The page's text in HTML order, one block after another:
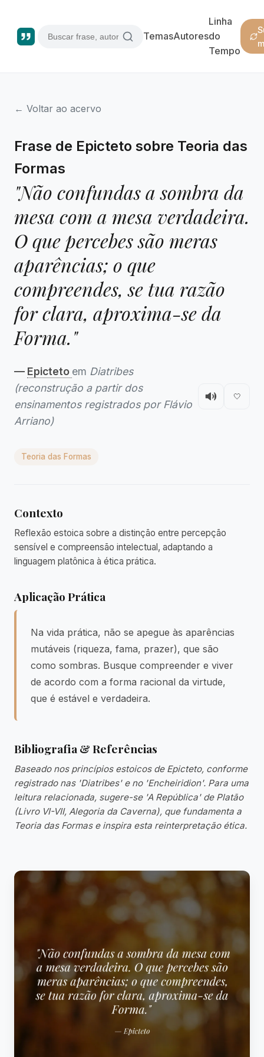
TemasAutores
Linha
do
Tempo
← Voltar ao acervo
Frase de Epicteto sobre Teoria das
Formas
"Não confundas a sombra da
mesa com a mesa verdadeira.
O que percebes são meras
aparências; o que
compreendes, se tua razão
for clara, aproxima-se da
Forma."
— Epicteto em Diatribes
(reconstrução a partir dos
ensinamentos registrados por Flávio
Arriano)
🤍
Teoria das Formas
Contexto
Reflexão estoica sobre a distinção entre percepção
sensível e compreensão intelectual, adaptando a
linguagem platônica à ética prática.
Aplicação Prática
Na vida prática, não se apegue às aparências
mutáveis (riqueza, fama, prazer), que são
como sombras. Busque compreender e viver
de acordo com a forma racional da virtude,
que é estável e verdadeira.
Bibliografia & Referências
Baseado nos princípios estoicos de Epicteto, conforme
registrado nas 'Diatribes' e no 'Encheiridion'. Para uma
leitura relacionada, sugere-se 'A República' de Platão
(Livro VI-VII, Alegoria da Caverna), que fundamenta a
Teoria das Formas e inspira esta reinterpretação ética.